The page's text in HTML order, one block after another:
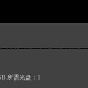
所需光盘：1